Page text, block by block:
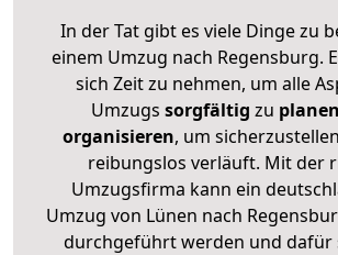
In der Tat gibt es viele Dinge zu
einem Umzug nach Regensburg.
sich Zeit zu nehmen, um alle
Umzugs sorgfältig zu planen
organisieren, um
reibungslos verläuft. Mit der
Umzugsfirma kann ein
Umzug von Lünen nach
durchgeführt werden und dafür